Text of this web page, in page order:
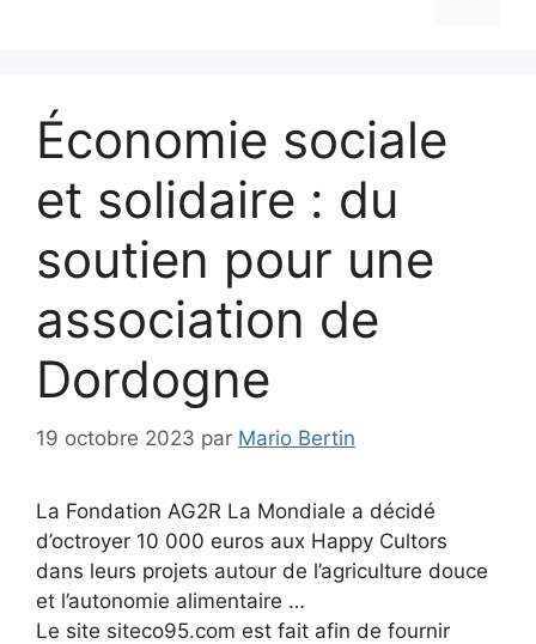
Économie sociale
et solidaire : du
soutien pour une
association de
Dordogne
19 octobre 2023 par Mario Bertin
La Fondation AG2R La Mondiale a décidé
d’octroyer 10 000 euros aux Happy Cultors
dans leurs projets autour de l’agriculture douce
et l’autonomie alimentaire …
Le site siteco95.com est fait afin de fournir